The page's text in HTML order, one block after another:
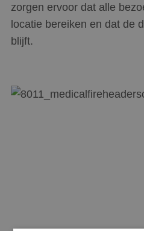
zorgen ervoor dat alle
locatie bereiken en dat de
blijft.